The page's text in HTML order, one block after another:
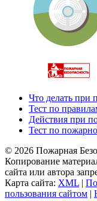
Что делать при
Тест по
Действия при
Тест по
© 2026 Пожарная
Копирование
сайта или автора
Карта сайта: XML |
пользования сайтом |